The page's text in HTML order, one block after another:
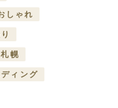
しゃれ
幌
ィング